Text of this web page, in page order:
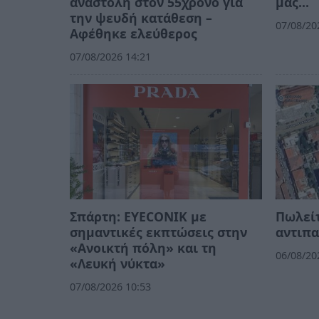
την ψευδή κατάθεση –
Αφέθηκε ελεύθερος
07/08/2026 14:21
07/08/
Σπάρτη: EYECONIK με
σημαντικές εκπτώσεις στην
«Ανοικτή πόλη» και τη
«Λευκή νύκτα»
07/08/2026 10:53
06/08/